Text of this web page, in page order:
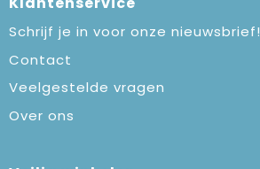
Schrijf je in voor onze nieuwsbrief!
Contact
Veelgestelde vragen
Over ons